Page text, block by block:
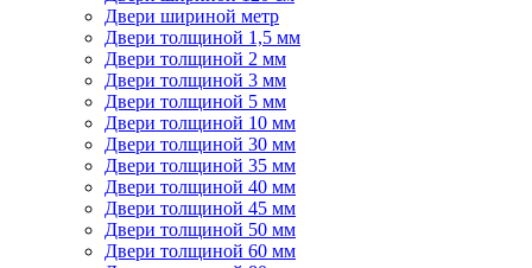
Двери шириной метр
Двери толщиной 1,5 мм
Двери толщиной 2 мм
Двери толщиной 3 мм
Двери толщиной 5 мм
Двери толщиной 10 мм
Двери толщиной 30 мм
Двери толщиной 35 мм
Двери толщиной 40 мм
Двери толщиной 45 мм
Двери толщиной 50 мм
Двери толщиной 60 мм